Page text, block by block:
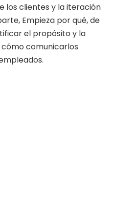
los clientes y la iteración
Empieza por qué, de
el propósito y la
cómo comunicarlos